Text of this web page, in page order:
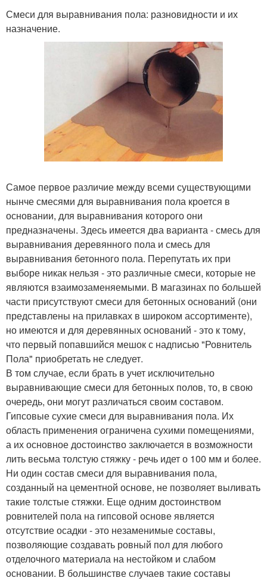
Смеси для выравнивания пола: разновидности и их
назначение.
Самое первое различие между всеми существующими
нынче смесями для выравнивания пола кроется в
основании, для выравнивания которого они
предназначены. Здесь имеется два варианта - смесь для
выравнивания деревянного пола и смесь для
выравнивания бетонного пола. Перепутать их при
выборе никак нельзя - это различные смеси, которые не
являются взаимозаменяемыми. В магазинах по большей
части присутствуют смеси для бетонных оснований (они
представлены на прилавках в широком ассортименте),
но имеются и для деревянных оснований - это к тому,
что первый попавшийся мешок с надписью "Ровнитель
Пола" приобретать не следует.
В том случае, если брать в учет исключительно
выравнивающие смеси для бетонных полов, то, в свою
очередь, они могут различаться своим составом.
Гипсовые сухие смеси для выравнивания пола. Их
область применения ограничена сухими помещениями,
а их основное достоинство заключается в возможности
лить весьма толстую стяжку - речь идет о 100 мм и более.
Ни один состав смеси для выравнивания пола,
созданный на цементной основе, не позволяет выливать
такие толстые стяжки. Еще одним достоинством
ровнителей пола на гипсовой основе является
отсутствие осадки - это незаменимые составы,
позволяющие создавать ровный пол для любого
отделочного материала на нестойком и слабом
основании. В большинстве случаев такие составы